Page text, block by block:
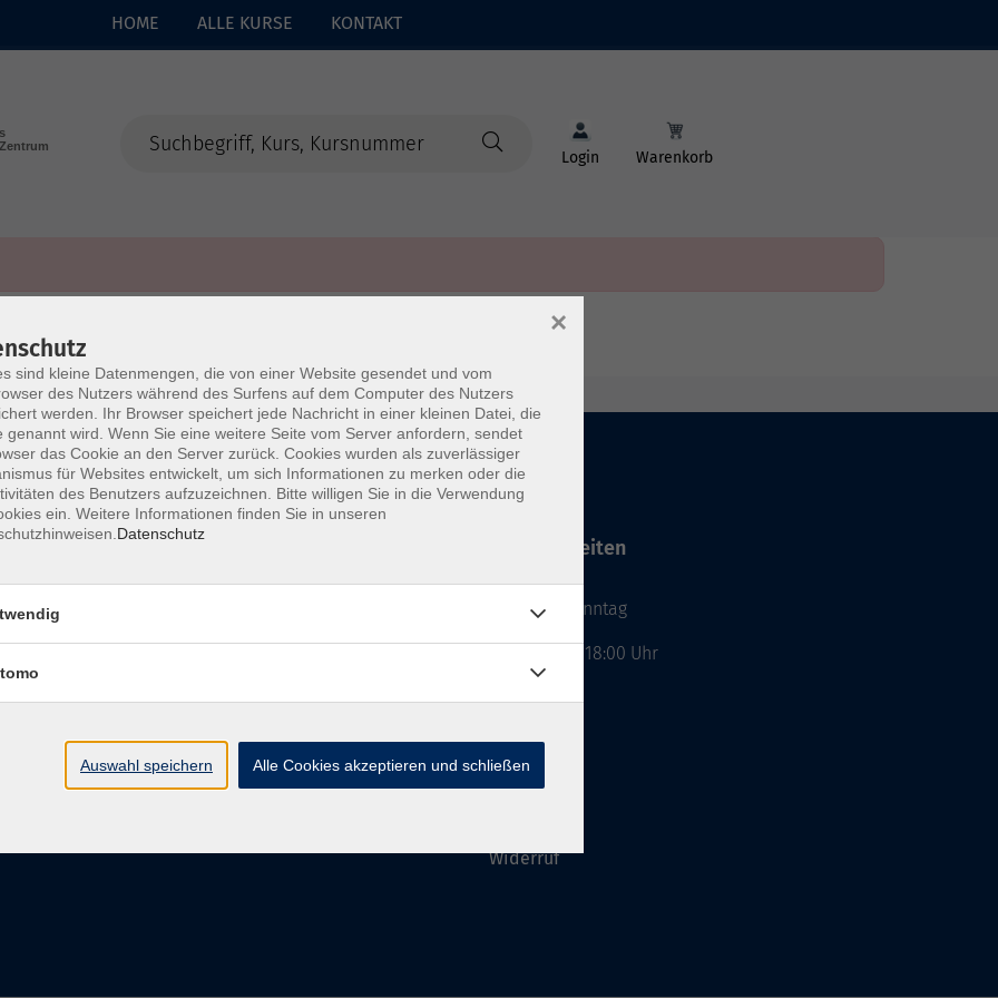
HOME ALLE KURSE KONTAKT
Login Warenkorb
MFZ Leipzig
MFZ Berlin
Öffnungszeiten
Montag - Sonntag
von: 08:00 - 18:00 Uhr
AGB`s
Impressum
Widerruf
sind kleine Datenmengen, die von einer Website gesendet und vom
des Nutzers während des Surfens auf dem Computer des Nutzers
werden. Ihr Browser speichert jede Nachricht in einer kleinen Datei, die
genannt wird. Wenn Sie eine weitere Seite vom Server anfordern, sendet
das Cookie an den Server zurück. Cookies wurden als zuverlässiger
für Websites entwickelt, um sich Informationen zu merken oder die
des Benutzers aufzuzeichnen. Bitte willigen Sie in die Verwendung
ein. Weitere Informationen finden Sie in unseren
Datenschutz
×
Auswahl speichern Alle Cookies akzeptieren und schließen